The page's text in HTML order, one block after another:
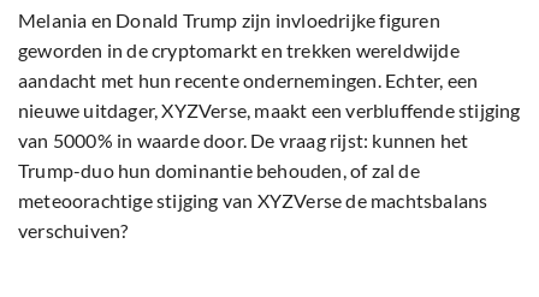
Melania en Donald Trump zijn invloedrijke figuren
geworden in de cryptomarkt en trekken wereldwijde
aandacht met hun recente ondernemingen. Echter, een
nieuwe uitdager, XYZVerse, maakt een verbluffende stijging
van 5000% in waarde door. De vraag rijst: kunnen het
Trump-duo hun dominantie behouden, of zal de
meteoorachtige stijging van XYZVerse de machtsbalans
verschuiven?